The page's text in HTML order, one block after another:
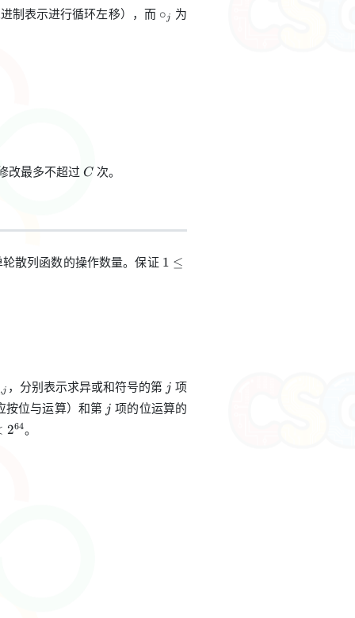
制表示进行循环左移），而 \circ_j
∘j
为
改最多不超过 C
C 次。
散列函数的操作数量。保证 1\le
N,
1 ≤
,j ，分别表示求异或和符号的第 jj 项
按位与运算）和第 jj 项的位运算的
264。